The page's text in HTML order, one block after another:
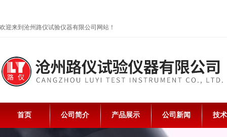
欢迎来到沧州路仪试验仪器有限公司网站！
首页 公司简介 产品展示 公司新闻 技